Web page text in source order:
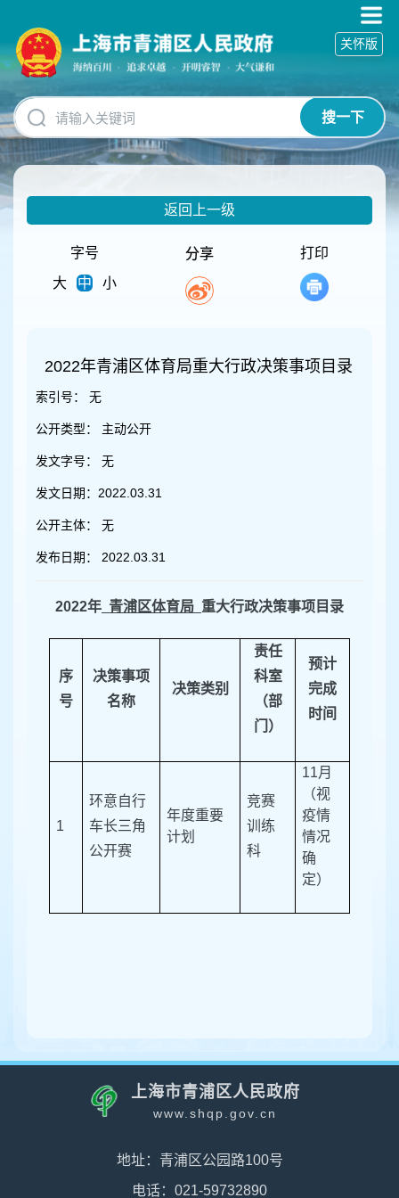
碍
操
明
跳
转
到
网
搜一下
关怀版
返回上一级
字号
大
中 小
分享 打印
2022年青浦区体育局重大行政决策事项目录
索引号： 无
公开类型： 主动公开
发文字号： 无
发文日期： 2022.03.31
公开主体： 无
发布日期： 2022.03.31
2022年 青浦区体育局 重大行政决策事项目录
序
号
决策事项
名称
决策类别
责任
科室
（部
门）
预计
完成
时间
1
环意自行
车长三角
公开赛
年度重要
计划
竞赛
训练
科
11月
（视
疫情
情况
确
定）
上海市青浦区人民政府
www.shqp.gov.cn
地址：青浦区公园路100号
电话：021-59732890